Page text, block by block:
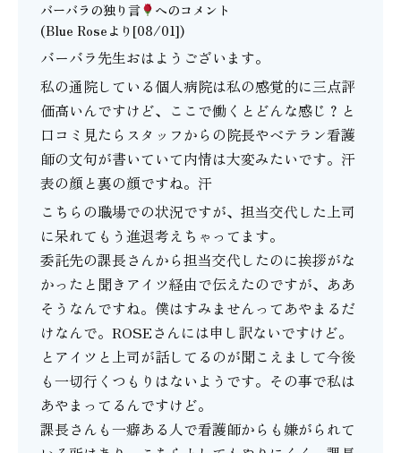
バーバラの独り言
へのコメント
(Blue Roseより[08/01])
バーバラ先生おはようございます。
私の通院している個人病院は私の感覚的に三点評
価高いんですけど、ここで働くとどんな感じ？と
口コミ見たらスタッフからの院長やベテラン看護
師の文句が書いていて内情は大変みたいです。汗
表の顔と裏の顔ですね。汗
こちらの職場での状況ですが、担当交代した上司
に呆れてもう進退考えちゃってます。
委託先の課長さんから担当交代したのに挨拶がな
かったと聞きアイツ経由で伝えたのですが、ああ
そうなんですね。僕はすみませんってあやまるだ
けなんで。ROSEさんには申し訳ないですけど。
とアイツと上司が話してるのが聞こえまして今後
も一切行くつもりはないようです。その事で私は
あやまってるんですけど。
課長さんも一癖ある人で看護師からも嫌がられて